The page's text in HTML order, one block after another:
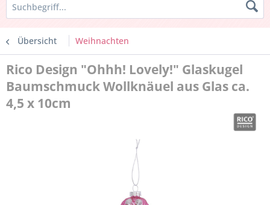
Übersicht Weihnachten
Rico Design "Ohhh! Lovely!" Glaskugel
Baumschmuck Wollknäuel aus Glas ca.
4,5 x 10cm